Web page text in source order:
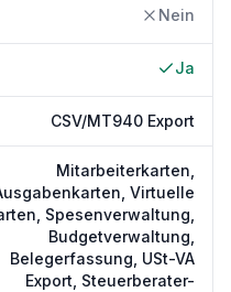
Nein
Ja
CSV/MT940 Export
Mitarbeiterkarten,
Virtuelle
Spesenverwaltung,
Budgetverwaltung,
Belegerfassung, USt-VA
Export, Steuerberater-